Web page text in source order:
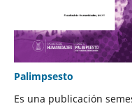
Palimpsesto
Es una publicación